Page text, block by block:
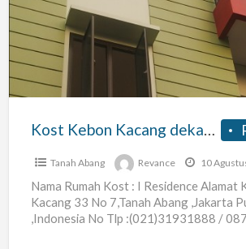
Kacang
dekat
Thamrin,
Sarinah,
Abang
Kost Kebon Kacang dekat Thamrin, Sarinah, Abang
Tanah Abang Revance 10
Nama Rumah Kost : I Residence Alamat
Kacang 33 No 7,Tanah Abang ,Jakarta
,Indonesia No Tlp :(021)31931888 /